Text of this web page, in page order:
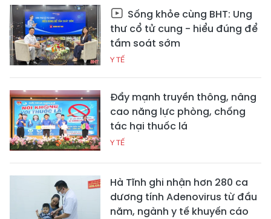
Sống khỏe cùng BHT: Ung
thư cổ tử cung - hiểu đúng để
tầm soát sớm
Y TẾ
Đẩy mạnh truyền thông, nâng
cao năng lực phòng, chống
tác hại thuốc lá
Y TẾ
Hà Tĩnh ghi nhận hơn 280 ca
dương tính Adenovirus từ đầu
năm, ngành y tế khuyến cáo